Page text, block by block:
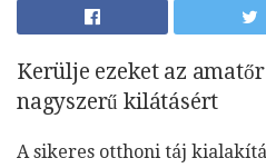
Kerülje ezeket az
nagyszerű kilátásért
A sikeres otthoni táj